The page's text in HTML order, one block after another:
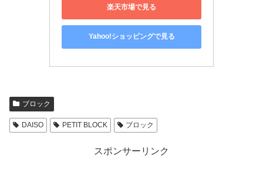
楽天市場で見る
Yahoo!ショッピングで見る
ブロック
DAISO PETIT BLOCK ブロック
スポンサーリンク